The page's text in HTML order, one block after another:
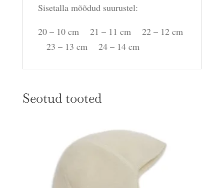
Sisetalla mõõdud suurustel:
20 – 10 cm 21 – 11 cm 22 – 12 cm
23 – 13 cm 24 – 14 cm
Seotud tooted